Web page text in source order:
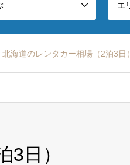
エ
北海道のレンタカー相場（2泊3日）
日）